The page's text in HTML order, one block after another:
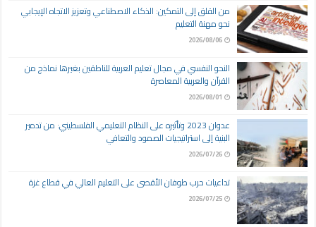
من القلق إلى التمكين: الذكاء الاصطناعي وتعزيز الاتجاه الإيجابي
نحو مهنة التعليم
2026/08/06
النحو النفسي في مجال تعليم العربية للناطقين بغيرها نماذج من
القرآن والعربية المعاصرة
2026/08/01
عدوان 2023 وتأثيره على النظام التعليمي الفلسطيني: من تدمير
البنية إلى استراتيجيات الصمود والتعافي
2026/07/26
تداعيات حرب طوفان الأقصى على التعليم العالي في قطاع غزة
2026/07/25